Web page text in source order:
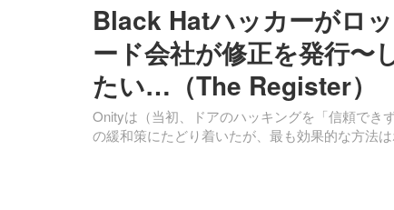
Black Hatハッカーがロ
ード会社が修正を発行〜
たい…（The Register）
Onityは（当初、ドアのハッキングを「信頼でき
の緩和策にたどり着いたが、最も効果的な方法